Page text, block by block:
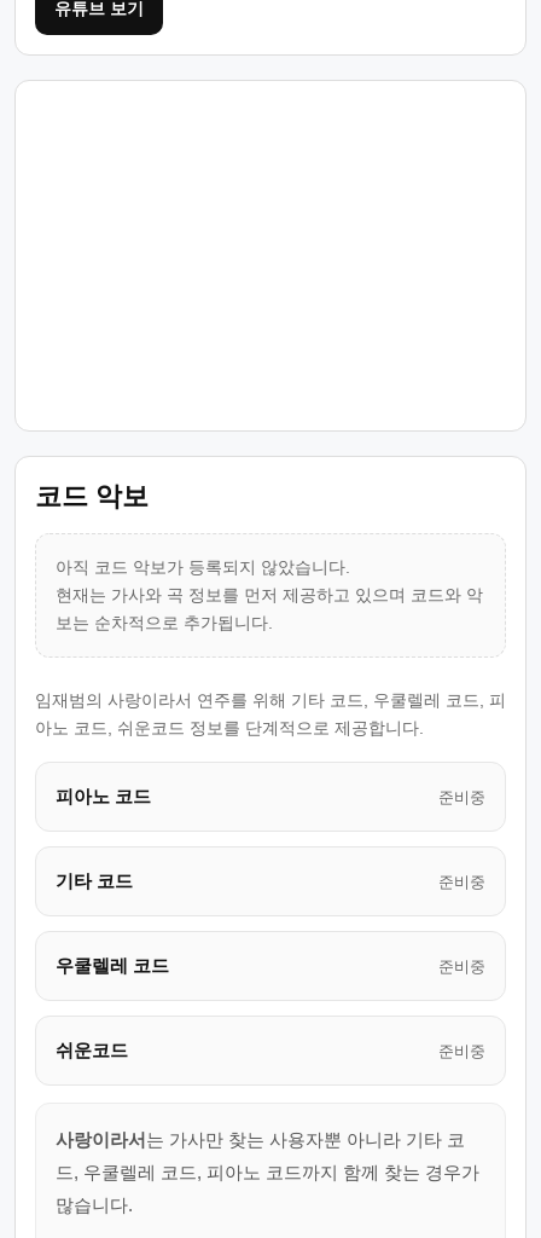
유튜브 보기
코드 악보
아직 코드 악보가 등록되지 않았습니다.
현재는 가사와 곡 정보를 먼저 제공하고 있으며 코드와 악
보는 순차적으로 추가됩니다.
임재범의 사랑이라서 연주를 위해 기타 코드, 우쿨렐레 코드, 피
아노 코드, 쉬운코드 정보를 단계적으로 제공합니다.
피아노 코드 준비중
기타 코드 준비중
우쿨렐레 코드 준비중
쉬운코드 준비중
사랑이라서는 가사만 찾는 사용자뿐 아니라 기타 코
드, 우쿨렐레 코드, 피아노 코드까지 함께 찾는 경우가
많습니다.